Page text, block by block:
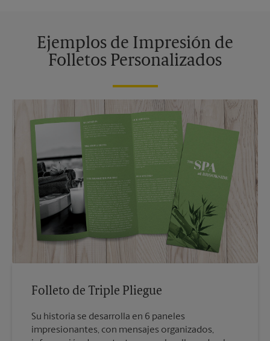
Ejemplos de Impresión de
Folletos Personalizados
Folleto de Triple Pliegue
Su historia se desarrolla en 6 paneles
impresionantes, con mensajes organizados,